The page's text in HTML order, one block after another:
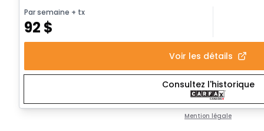
Par semaine + tx
92 $
Voir les détails
Consultez l'historique
Mention légale